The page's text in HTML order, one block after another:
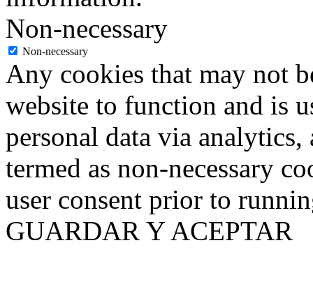
Non-necessary
Non-necessary
Any cookies that may not
website to function and is
personal data via analytics,
termed as non-necessary
user consent prior to
GUARDAR Y ACEPTAR